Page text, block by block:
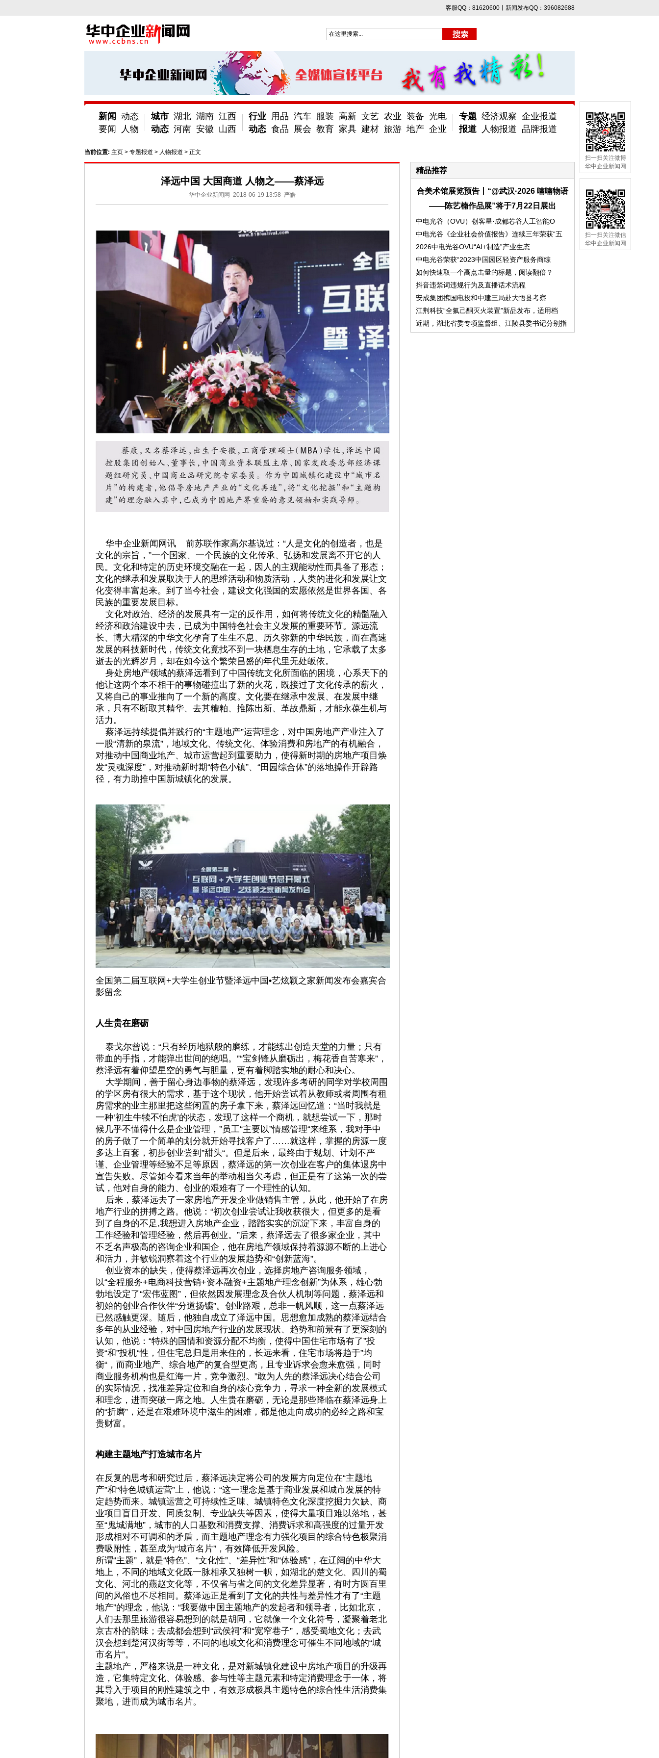
客服QQ：81620600丨新闻发布QQ：396082688
新闻
要闻
动态
人物
城市
动态
湖北 湖南 江西
河南 安徽 山西
行业
动态
用品 汽车 服装 高新 文艺 农业 装备 光电
食品
展会 教育 家具 建材 旅游 地产 企业
专题
报道
经济观察 企业报道
人物报道 品牌报道
扫一扫关注微博
华中企业新闻网
扫一扫关注微信
华中企业新闻网
当前位置: 主页 > 专题报道 > 人物报道 > 正文
泽远中国 大国商道 人物之——蔡泽远
华中企业新闻网 2018-06-19 13:58 严皓
华中企业新闻网讯 前苏联作家高尔基说过：“人是文化的创造者，也是
文化的宗旨，”一个国家、一个民族的文化传承、弘扬和发展离不开它的人
民。文化和特定的历史环境交融在一起，因人的主观能动性而具备了形态；
文化的继承和发展取决于人的思维活动和物质活动，人类的进化和发展让文
化变得丰富起来。到了当今社会，建设文化强国的宏愿依然是世界各国、各
民族的重要发展目标。
文化对政治、经济的发展具有一定的反作用，如何将传统文化的精髓融入
经济和政治建设中去，已成为中国特色社会主义发展的重要环节。源远流
长、博大精深的中华文化孕育了生生不息、历久弥新的中华民族，而在高速
发展的科技新时代，传统文化竟找不到一块栖息生存的土地，它承载了太多
逝去的光辉岁月，却在如今这个繁荣昌盛的年代里无处皈依。
身处房地产领域的蔡泽远看到了中国传统文化所面临的困境，心系天下的
他让这两个本不相干的事物碰撞出了新的火花，既接过了文化传承的薪火，
又将自己的事业推向了一个新的高度。文化要在继承中发展、在发展中继
承，只有不断取其精华、去其糟粕、推陈出新、革故鼎新，才能永葆生机与
活力。
蔡泽远持续提倡并践行的“主题地产”运营理念，对中国房地产产业注入了
一股“清新的泉流”，地域文化、传统文化、体验消费和房地产的有机融合，
对推动中国商业地产、城市运营起到重要助力，使得新时期的房地产项目焕
发“灵魂深度”，对推动新时期“特色小镇”、“田园综合体”的落地操作开辟路
径，有力助推中国新城镇化的发展。
全国第二届互联网+大学生创业节暨泽远中国•艺炫颖之家新闻发布会嘉宾合
影留念
人生贵在磨砺
泰戈尔曾说：“只有经历地狱般的磨练，才能练出创造天堂的力量；只有
带血的手指，才能弹出世间的绝唱。”“宝剑锋从磨砺出，梅花香自苦寒来”，
蔡泽远有着仰望星空的勇气与胆量，更有着脚踏实地的耐心和决心。
大学期间，善于留心身边事物的蔡泽远，发现许多考研的同学对学校周围
的学区房有很大的需求，基于这个现状，他开始尝试着从教师或者周围有租
房需求的业主那里把这些闲置的房子拿下来，蔡泽远回忆道：“当时我就是
一种‘初生牛犊不怕虎’的状态，发现了这样一个商机，就想尝试一下，那时
候几乎不懂得什么是企业管理，”员工“主要以”情感管理“来维系，我对手中
的房子做了一个简单的划分就开始寻找客户了……就这样，掌握的房源一度
多达上百套，初步创业尝到”甜头“。但是后来，最终由于规划、计划不严
谨、企业管理等经验不足等原因，蔡泽远的第一次创业在客户的集体退房中
宣告失败。尽管如今看来当年的举动相当欠考虑，但正是有了这第一次的尝
试，他对自身的能力、创业的艰难有了一个理性的认知。
后来，蔡泽远去了一家房地产开发企业做销售主管，从此，他开始了在房
地产行业的拼搏之路。他说：“初次创业尝试让我收获很大，但更多的是看
到了自身的不足,我想进入房地产企业，踏踏实实的沉淀下来，丰富自身的
工作经验和管理经验，然后再创业。”后来，蔡泽远去了很多家企业，其中
不乏名声极高的咨询企业和国企，他在房地产领域保持着源源不断的上进心
和活力，并敏锐洞察着这个行业的发展趋势和“创新蓝海”。
创业资本的缺失，使得蔡泽远再次创业，选择房地产咨询服务领域，
以“全程服务+电商科技营销+资本融资+主题地产理念创新”为体系，雄心勃
勃地设定了“宏伟蓝图”，但依然因发展理念及合伙人机制等问题，蔡泽远和
初始的创业合作伙伴“分道扬镳”。创业路艰，总非一帆风顺，这一点蔡泽远
已然感触更深。随后，他独自成立了泽远中国。思想愈加成熟的蔡泽远结合
多年的从业经验，对中国房地产行业的发展现状、趋势和前景有了更深刻的
认知，他说：“特殊的国情和资源分配不均衡，使得中国住宅市场有了”投
资“和”投机“性，但住宅总归是用来住的，长远来看，住宅市场将趋于”均
衡“，而商业地产、综合地产的复合型更高，且专业诉求会愈来愈强，同时
商业服务机构也是红海一片，竞争激烈。”敢为人先的蔡泽远决心结合公司
的实际情况，找准差异定位和自身的核心竞争力，寻求一种全新的发展模式
和理念，进而突破一席之地。人生贵在磨砺，无论是那些降临在蔡泽远身上
的“折磨”，还是在艰难环境中滋生的困难，都是他走向成功的必经之路和宝
贵财富。
构建主题地产打造城市名片
在反复的思考和研究过后，蔡泽远决定将公司的发展方向定位在“主题地
产”和“特色城镇运营”上，他说：“这一理念是基于商业发展和城市发展的特
定趋势而来。城镇运营之可持续性乏味、城镇特色文化深度挖掘力欠缺、商
业项目盲目开发、同质复制、专业缺失等因素，使得大量项目难以落地，甚
至“鬼城满地”，城市的人口基数和消费支撑、消费诉求和高强度的过量开发
形成相对不可调和的矛盾，而主题地产理念有力强化项目的综合特色极聚消
费吸附性，甚至成为“城市名片”，有效降低开发风险。
所谓“主题”，就是“特色”、“文化性”、“差异性”和“体验感”，在辽阔的中华大
地上，不同的地域文化既一脉相承又独树一帜，如湖北的楚文化、四川的蜀
文化、河北的燕赵文化等，不仅省与省之间的文化差异显著，有时方圆百里
间的风俗也不尽相同。蔡泽远正是看到了文化的共性与差异性才有了“主题
地产”的理念，他说：“我要做中国主题地产的发起者和领导者，比如北京，
人们去那里旅游很容易想到的就是胡同，它就像一个文化符号，凝聚着老北
京古朴的韵味；去成都会想到“武侯祠”和“宽窄巷子”，感受蜀地文化；去武
汉会想到楚河汉街等等，不同的地域文化和消费理念可催生不同地域的“城
市名片”。
主题地产，严格来说是一种文化，是对新城镇化建设中房地产项目的升级再
造，它集特定文化、体验感、参与性等主题元素和特定消费理念于一体，将
其导入于项目的刚性建筑之中，有效形成极具主题特色的综合性生活消费集
聚地，进而成为城市名片。
精品推荐
合美术馆展览预告丨“@武汉·2026 喃喃物语
——陈艺楠作品展”将于7月22日展出
中电光谷（OVU）创客星·成都芯谷人工智能O
中电光谷《企业社会价值报告》连续三年荣获“五
2026中电光谷OVU“AI+制造”产业生态
中电光谷荣获“2023中国园区轻资产服务商综
如何快速取一个高点击量的标题，阅读翻倍？
抖音违禁词违规行为及直播话术流程
安成集团携国电投和中建三局赴大悟县考察
江荆科技“全氟己酮灭火装置”新品发布，适用档
近期，湖北省委专项监督组、江陵县委书记分别指